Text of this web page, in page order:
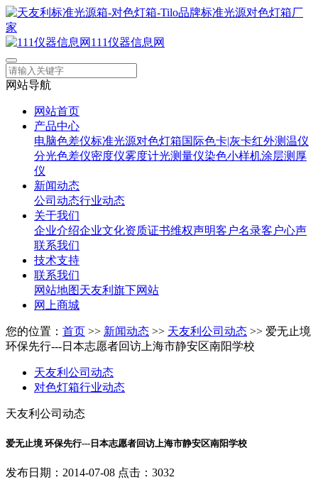
111仪器信息网
网站导航
网站首页
产品中心
电脑色差仪标准光源对色灯箱国际色卡|灰卡红外测温仪
分光色差仪密度仪雾度计光测量仪染色小样机涂层测厚
仪
新闻动态
公司动态行业动态
关于我们
企业介绍企业文化资质证书维权声明客户名录客户心声
联系我们
技术支持
联系我们
网站地图天友利旗下网站
网上商城
您的位置： 首页 >> 新闻动态 >> 天友利公司动态 >> 爱无止境
环保先行---日本志愿者回访上海市静安区南阳学校
天友利公司动态
对色灯箱行业动态
天友利公司动态
爱无止境 环保先行---日本志愿者回访上海市静安区南阳学校
发布日期：2014-07-08 点击：3032